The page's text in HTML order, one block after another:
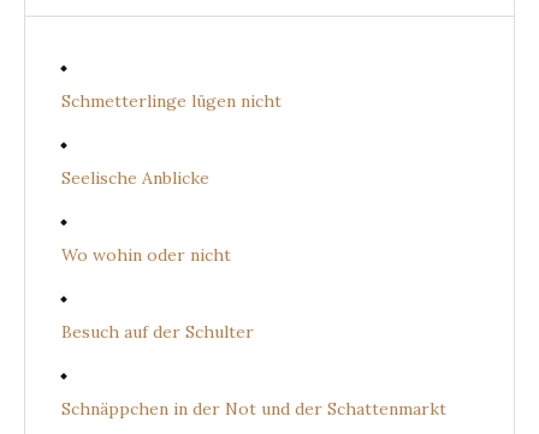
Schmetterlinge lügen nicht
Seelische Anblicke
Wo wohin oder nicht
Besuch auf der Schulter
Schnäppchen in der Not und der Schattenmarkt